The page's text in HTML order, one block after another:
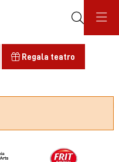
Regala teatro